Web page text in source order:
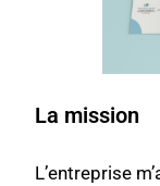
La mission
L’entreprise